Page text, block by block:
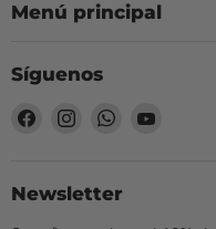
Menú principal
Síguenos
EncuéntrenosEncuéntrenosEncuéntrenos
Newsletter